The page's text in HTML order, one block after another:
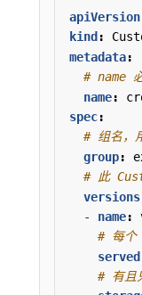
apiVersion
kind :
metadata:
# name
name:
spec:
# 组名
group:
# 此
versions
- name:
# 每个
served
# 有且